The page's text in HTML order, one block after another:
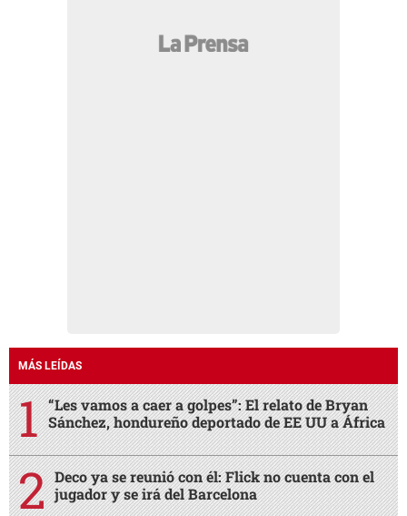
MÁS LEÍDAS
“Les vamos a caer a golpes”: El relato de Bryan
Sánchez, hondureño deportado de EE UU a África
Deco ya se reunió con él: Flick no cuenta con el
jugador y se irá del Barcelona